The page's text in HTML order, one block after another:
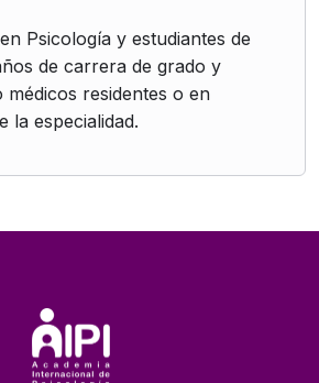
Psicología y estudiantes de
de carrera de grado y
médicos residentes o en
la especialidad.